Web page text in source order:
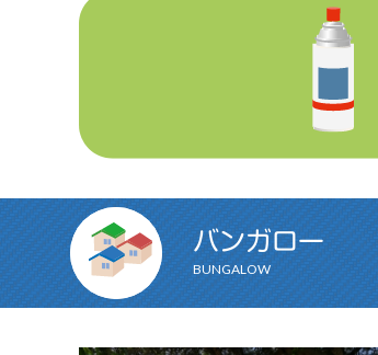
バンガロー
BUNGALOW